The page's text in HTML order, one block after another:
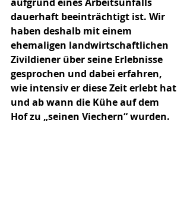
dauerhaft beeinträchtigt ist. Wir
haben deshalb mit einem
ehemaligen landwirtschaftlichen
Zivildiener über seine Erlebnisse
gesprochen und dabei erfahren,
wie intensiv er diese Zeit erlebt hat
und ab wann die Kühe auf dem
Hof zu „seinen Viechern“ wurden.